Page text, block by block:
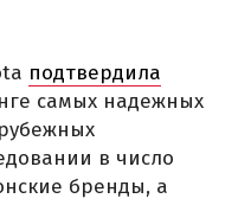
подтвердила
самых надежных
в число
бренды, а